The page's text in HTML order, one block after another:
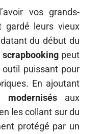
vos grands-
gardé leurs vieux
du début du
scrapbookingpeut
puissant pour
En ajoutant
modernisésaux
les collant sur du
protégé par un